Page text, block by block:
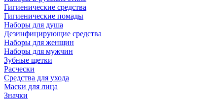
Гигиенические средства
Гигиенические помады
Наборы для душа
Дезинфицирующие средства
Наборы для женщин
Наборы для мужчин
Зубные щетки
Расчески
Средства для ухода
Маски для лица
Значки